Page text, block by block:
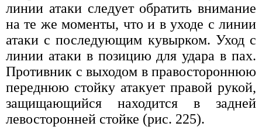
линии атаки следует обратить внимание
на те же моменты, что и в уходе с линии
атаки с последующим кувырком. Уход с
линии атаки в позицию для удара в пах.
Противник с выходом в правостороннюю
переднюю стойку атакует правой рукой,
защищающийся находится в задней
левосторонней стойке (рис. 225).